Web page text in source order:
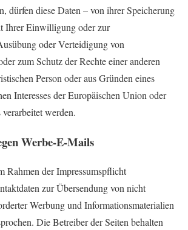
dürfen diese Daten – von ihrer Speicherung
Ihrer Einwilligung oder zur
oder Verteidigung von
zum Schutz der Rechte einer anderen
Person oder aus Gründen eines
Interesses der Europäischen Union oder
werden.
Werbe-E-Mails
Rahmen der Impressumspflicht
zur Übersendung von nicht
Werbung und Informationsmaterialien
Die Betreiber der Seiten behalten